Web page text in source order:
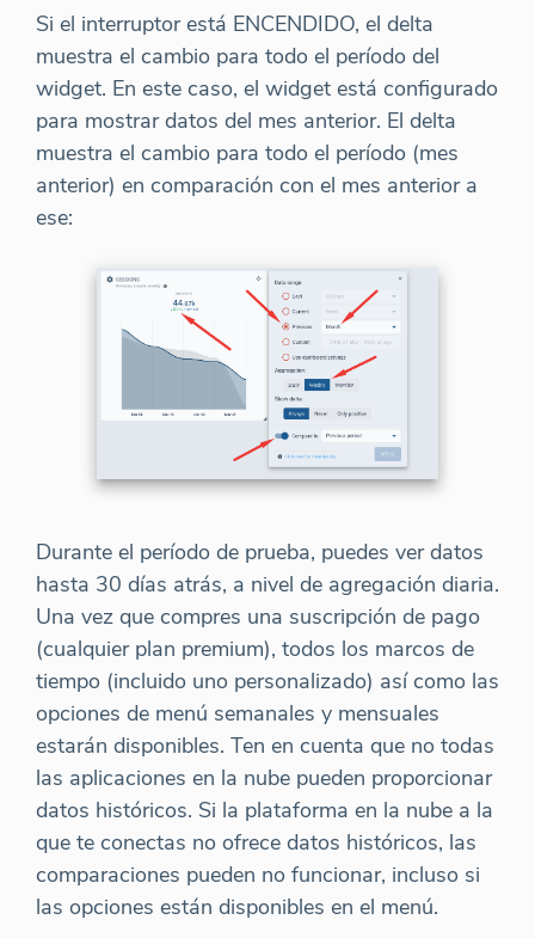
Si el interruptor está ENCENDIDO, el delta
muestra el cambio para todo el período del
widget. En este caso, el widget está configurado
para mostrar datos del mes anterior. El delta
muestra el cambio para todo el período (mes
anterior) en comparación con el mes anterior a
ese:
Durante el período de prueba, puedes ver datos
hasta 30 días atrás, a nivel de agregación diaria.
Una vez que compres una suscripción de pago
(cualquier plan premium), todos los marcos de
tiempo (incluido uno personalizado) así como las
opciones de menú semanales y mensuales
estarán disponibles. Ten en cuenta que no todas
las aplicaciones en la nube pueden proporcionar
datos históricos. Si la plataforma en la nube a la
que te conectas no ofrece datos históricos, las
comparaciones pueden no funcionar, incluso si
las opciones están disponibles en el menú.